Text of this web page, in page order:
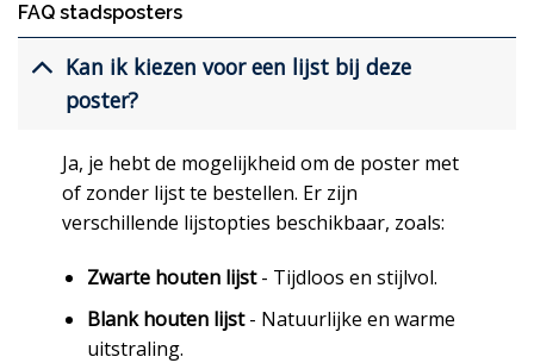
FAQ stadsposters
Kan ik kiezen voor een lijst bij deze
poster?
Ja, je hebt de mogelijkheid om de poster met
of zonder lijst te bestellen. Er zijn
verschillende lijstopties beschikbaar, zoals:
Zwarte houten lijst- Tijdloos en stijlvol.
Blank houten lijst- Natuurlijke en warme
uitstraling.